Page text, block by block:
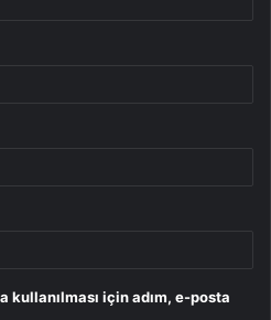
kullanılması için adım, e-posta